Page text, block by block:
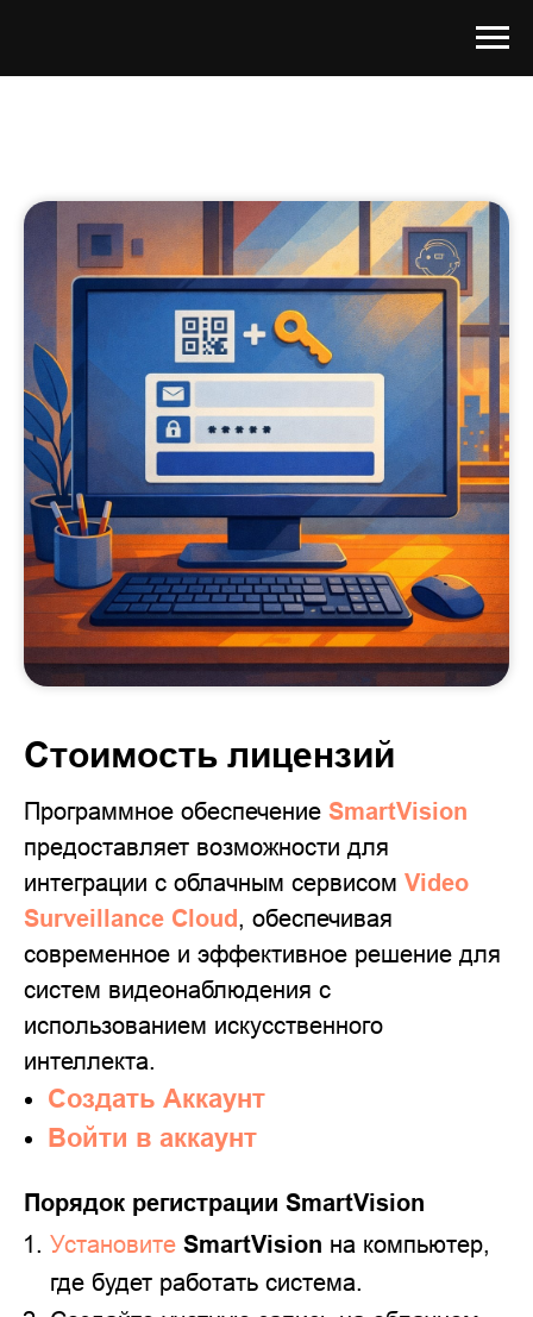
Стоимость лицензий
Программное обеспечение SmartVision
предоставляет возможности для
интеграции с облачным сервисом Video
Surveillance Cloud, обеспечивая
современное и эффективное решение для
систем видеонаблюдения с
использованием искусственного
интеллекта.
Создать Аккаунт
Войти в аккаунт
Порядок регистрации SmartVision
Установите SmartVision на компьютер,
где будет работать система.